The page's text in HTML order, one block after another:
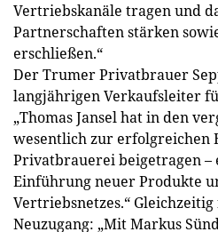
Vertriebskanäle tragen und
Partnerschaften stärken
erschließen.“
Der Trumer Privatbrauer
langjährigen Verkaufsleiter
„Thomas Jansel hat in den
wesentlich zur erfolgreichen
Privatbrauerei beigetragen –
Einführung neuer Produkte
Vertriebsnetzes.“
Neuzugang: „Mit Markus